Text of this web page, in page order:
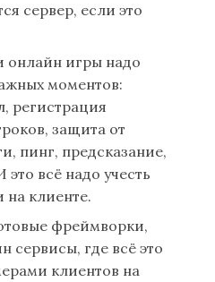
сервер, если это
онлайн игры надо
моментов:
регистрация
защита от
пинг, предсказание,
всё надо учесть
на клиенте.
фреймворки,
сервисы, где всё это
клиентов на